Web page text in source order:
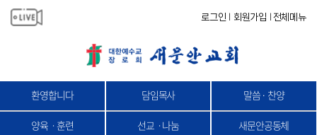
로그인 회원가입 전체메뉴
환영합니다 담임목사 말씀 · 찬양
양육ㆍ훈련 선교ㆍ나눔 새문안공동체